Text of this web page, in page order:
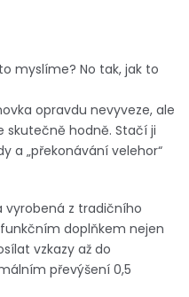
myslíme? No tak, jak to
opravdu nevyveze, ale
skutečně hodně. Stačí ji
a „překonávání velehor“
vyrobená z tradičního
doplňkem nejen
vzkazy až do
převýšení 0,5